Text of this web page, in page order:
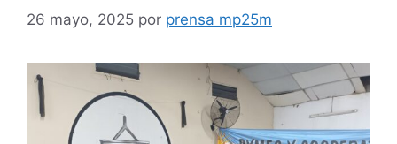
26 mayo, 2025 por prensa mp25m